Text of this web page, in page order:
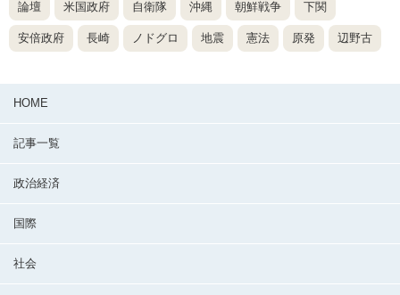
論壇 米国政府 自衛隊 沖縄 朝鮮戦争 下関
安倍政府 長崎 ノドグロ 地震 憲法 原発 辺野古
HOME
記事一覧
政治経済
国際
社会